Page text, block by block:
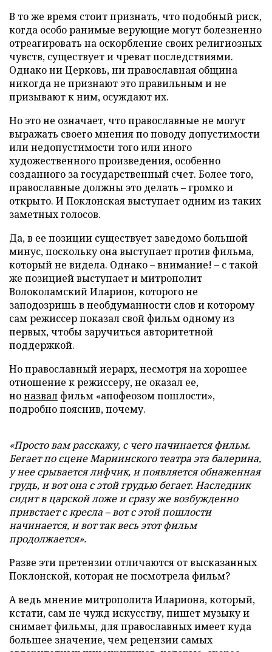
В то же время стоит признать, что подобный риск,
когда особо ранимые верующие могут болезненно
отреагировать на оскорбление своих религиозных
чувств, существует и чреват последствиями.
Однако ни Церковь, ни православная община
никогда не признают это правильным и не
призывают к ним, осуждают их.
Но это не означает, что православные не могут
выражать своего мнения по поводу допустимости
или недопустимости того или иного
художественного произведения, особенно
созданного за государственный счет. Более того,
православные должны это делать – громко и
открыто. И Поклонская выступает одним из таких
заметных голосов.
Да, в ее позиции существует заведомо большой
минус, поскольку она выступает против фильма,
который не видела. Однако – внимание! – с такой
же позицией выступает и митрополит
Волоколамский Иларион, которого не
заподозришь в необдуманности слов и которому
сам режиссер показал свой фильм одному из
первых, чтобы заручиться авторитетной
поддержкой.
Но православный иерарх, несмотря на хорошее
отношение к режиссеру, не оказал ее,
ноназвал фильм «апофеозом пошлости»,
подробно пояснив, почему.
«Просто вам расскажу, с чего начинается фильм.
Бегает по сцене Мариинского театра эта балерина,
у нее срывается лифчик, и появляется обнаженная
грудь, и вот она с этой грудью бегает. Наследник
сидит в царской ложе и сразу же возбужденно
привстает с кресла – вот с этой пошлости
начинается, и вот так весь этот фильм
продолжается».
Разве эти претензии отличаются от высказанных
Поклонской, которая не посмотрела фильм?
А ведь мнение митрополита Илариона, который,
кстати, сам не чужд искусству, пишет музыку и
снимает фильмы, для православных имеет куда
большее значение, чем рецензии самых